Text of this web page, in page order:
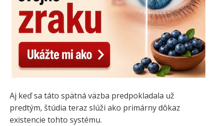
Aj keď sa táto spätná väzba predpokladala už
predtým, štúdia teraz slúži ako primárny dôkaz
existencie tohto systému.